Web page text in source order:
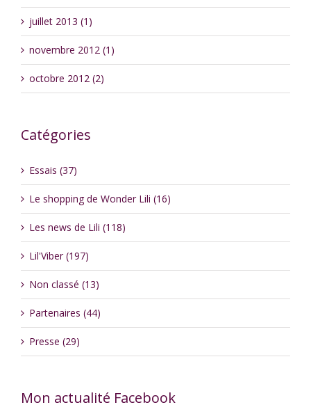
juillet 2013 (1)
novembre 2012 (1)
octobre 2012 (2)
Catégories
Essais (37)
Le shopping de Wonder Lili (16)
Les news de Lili (118)
Lil'Viber (197)
Non classé (13)
Partenaires (44)
Presse (29)
Mon actualité Facebook